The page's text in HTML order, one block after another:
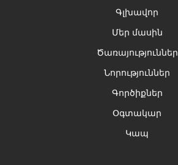
Գլխավոր
Մեր մասին
Ծառայություններ
Նորություններ
Գործիքներ
Օգտակար
Կապ